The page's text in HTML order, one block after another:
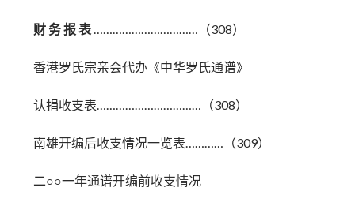
财 务 报 表……………………………（308）
香港罗氏宗亲会代办《中华罗氏通谱》
认捐收支表……………………………（308）
南雄开编后收支情况一览表…………（309）
二○○一年通谱开编前收支情况